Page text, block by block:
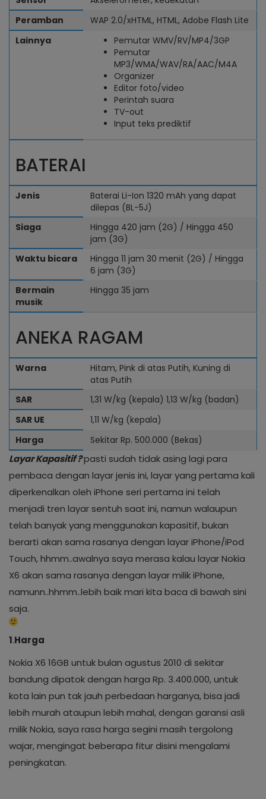
Peramban
WAP 2.0/xHTML, HTML, Adobe Flash Lite
Lainnya
Pemutar WMV/RV/MP4/3GP
Pemutar
MP3/WMA/WAV/RA/AAC/M4A
Organizer
Editor foto/video
Perintah suara
TV-out
Input teks prediktif
BATERAI
Jenis
Baterai Li-Ion 1320 mAh yang dapat
dilepas (BL-5J)
Siaga
Hingga 420 jam (2G) / Hingga 450
jam (3G)
Waktu bicara
Hingga 11 jam 30 menit (2G) / Hingga
6 jam (3G)
Bermain
musik
Hingga 35 jam
ANEKA RAGAM
Warna
Hitam, Pink di atas Putih, Kuning di
atas Putih
SAR
1,31 W/kg (kepala) 1,13 W/kg (badan)
SAR UE
1,11 W/kg (kepala)
Harga
Sekitar Rp. 500.000 (Bekas)
Layar Kapasitif ?pasti sudah tidak asing lagi para
pembaca dengan layar jenis ini, layar yang pertama kali
diperkenalkan oleh iPhone seri pertama ini telah
menjadi tren layar sentuh saat ini, namun walaupun
telah banyak yang menggunakan kapasitif, bukan
berarti akan sama rasanya dengan layar iPhone/iPod
Touch, hhmm..awalnya saya merasa kalau layar Nokia
X6 akan sama rasanya dengan layar milik iPhone,
namunn..hhmm..lebih baik mari kita baca di bawah sini
saja.
1.Harga
Nokia X6 16GB untuk bulan agustus 2010 di sekitar
bandung dipatok dengan harga Rp. 3.400.000, untuk
kota lain pun tak jauh perbedaan harganya, bisa jadi
lebih murah ataupun lebih mahal, dengan garansi asli
milik Nokia, saya rasa harga segini masih tergolong
wajar, mengingat beberapa fitur disini mengalami
peningkatan.